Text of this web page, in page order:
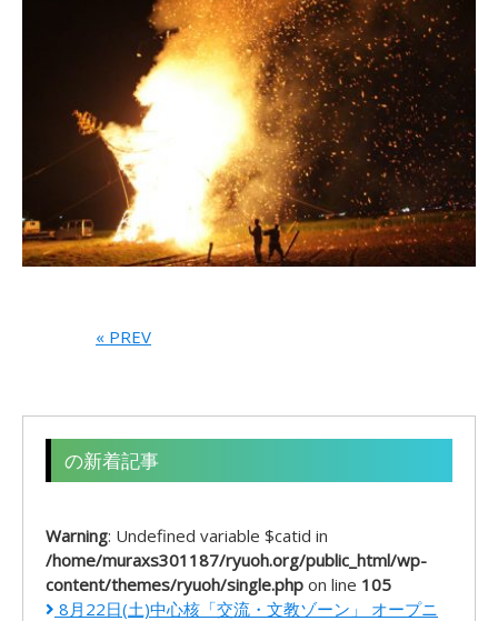
« PREV
の新着記事
Warning: Undefined variable $catid in
/home/muraxs301187/ryuoh.org/public_html/wp-
content/themes/ryuoh/single.php on line 105
8月22日(土)中心核「交流・文教ゾーン」 オープニ